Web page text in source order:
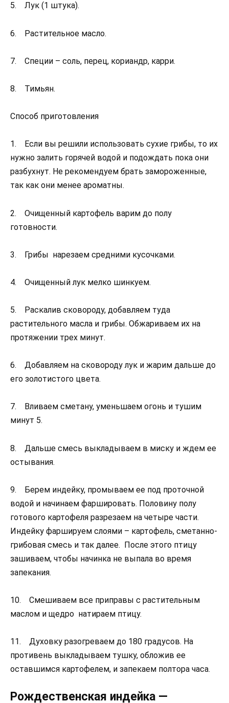
5. Лук (1 штука).
6. Растительное масло.
7. Специи – соль, перец, кориандр, карри.
8. Тимьян.
Способ приготовления
1. Если вы решили использовать сухие грибы, то их
нужно залить горячей водой и подождать пока они
разбухнут. Не рекомендуем брать замороженные,
так как они менее ароматны.
2. Очищенный картофель варим до полу
готовности.
3. Грибы нарезаем средними кусочками.
4. Очищенный лук мелко шинкуем.
5. Раскалив сковороду, добавляем туда
растительного масла и грибы. Обжариваем их на
протяжении трех минут.
6. Добавляем на сковороду лук и жарим дальше до
его золотистого цвета.
7. Вливаем сметану, уменьшаем огонь и тушим
минут 5.
8. Дальше смесь выкладываем в миску и ждем ее
остывания.
9. Берем индейку, промываем ее под проточной
водой и начинаем фаршировать. Половину полу
готового картофеля разрезаем на четыре части.
Индейку фаршируем слоями – картофель, сметанно-
грибовая смесь и так далее. После этого птицу
зашиваем, чтобы начинка не выпала во время
запекания.
10. Смешиваем все приправы с растительным
маслом и щедро натираем птицу.
11. Духовку разогреваем до 180 градусов. На
противень выкладываем тушку, обложив ее
оставшимся картофелем, и запекаем полтора часа.
Рождественская индейка —